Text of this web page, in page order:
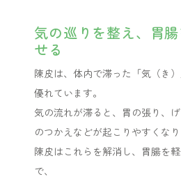
気の巡りを整え、胃
せる
陳皮は、体内で滞った「気（き
優れています。
気の流れが滞ると、胃の張り、
のつかえなどが起こりやすくなり
陳皮はこれらを解消し、胃腸を
で、